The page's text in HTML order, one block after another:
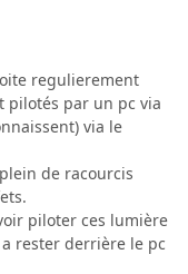
regulierement
pilotés par un pc via
via le
de racourcis
piloter ces lumière
rester derrière le pc